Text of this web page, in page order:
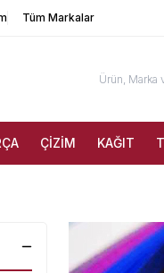
Tüm Markalar
ÇİZİM KAĞIT